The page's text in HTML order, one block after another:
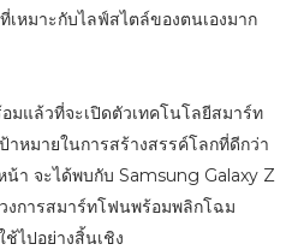
หมาะกับไลฟ์สไตล์ของตนเองมาก
มแล้วที่จะเปิดตัวเทคโนโลยีสมาร์ท
หมายในการสร้างสรรค์โลกที่ดีกว่า
น้า จะได้พบกับ Samsung Galaxy Z
งการสมาร์ทโฟนพร้อมพลิกโฉม
ไปอย่างสิ้นเชิง